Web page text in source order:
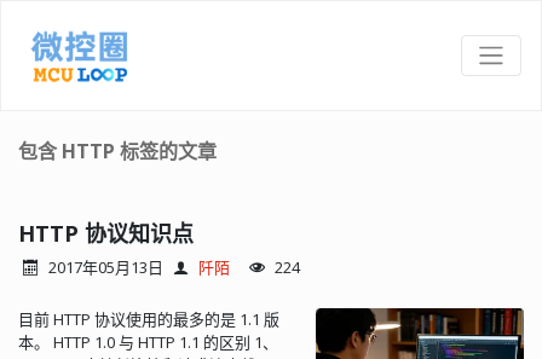
包含 HTTP 标签的文章
HTTP 协议知识点
2017年05月13日 阡陌 224
目前 HTTP 协议使用的最多的是 1.1 版
本。 HTTP 1.0 与 HTTP 1.1 的区别 1、